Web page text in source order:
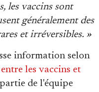
les vaccins sont
généralement des
et irréversibles. »
information selon
les vaccins et
de l'équipe